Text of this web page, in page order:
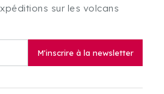
sur les volcans
M'inscrire à la newsletter